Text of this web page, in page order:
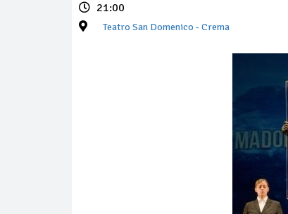
21:00
Teatro San Domenico - Crema